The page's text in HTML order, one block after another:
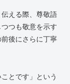
える際、尊敬語
つも敬意を示す
後にさらに丁寧
とです」という